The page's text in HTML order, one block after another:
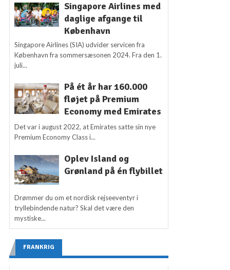
Singapore Airlines med
daglige afgange til
København
Singapore Airlines (SIA) udvider servicen fra
København fra sommersæsonen 2024. Fra den 1.
juli...
På ét år har 160.000
fløjet på Premium
Economy med Emirates
Det var i august 2022, at Emirates satte sin nye
Premium Economy Class i...
Oplev Island og
Grønland på én flybillet
Drømmer du om et nordisk rejseeventyr i
tryllebindende natur? Skal det være den
mystiske...
FRANKRIG